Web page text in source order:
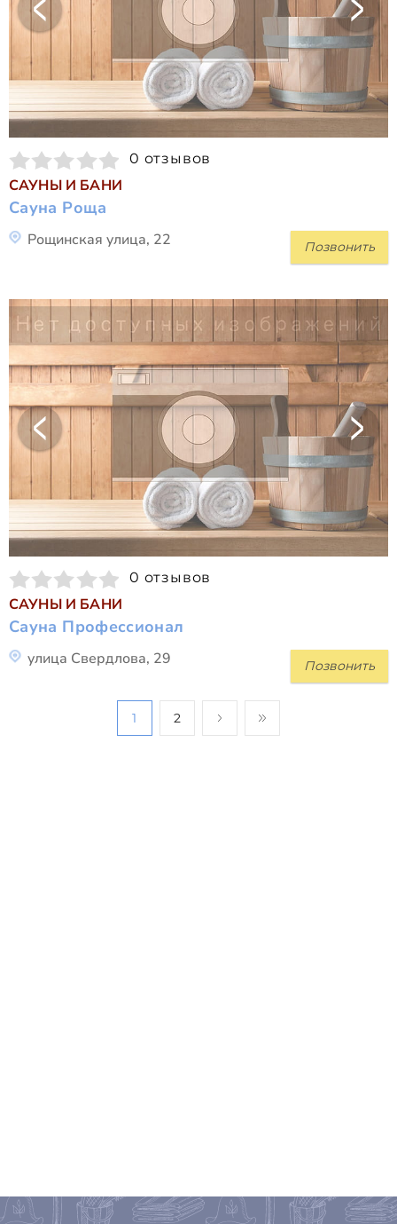
0 отзывов
САУНЫ И БАНИ
Сауна Роща
Позвонить
Рощинская улица, 22
0 отзывов
САУНЫ И БАНИ
Сауна Профессионал
Позвонить
улица Свердлова, 29
1 2